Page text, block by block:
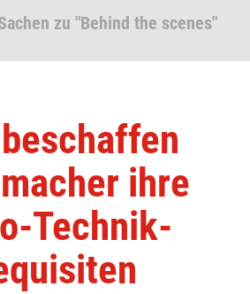
zu "Behind the scenes"
ihre
Technik-